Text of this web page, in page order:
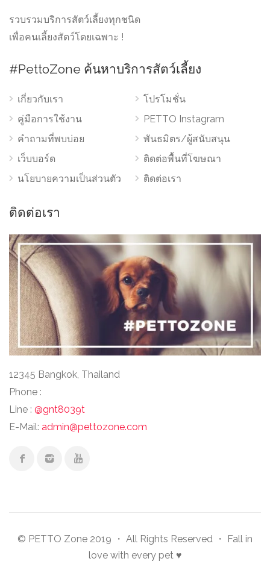
รวบรวมบริการสัตว์เลี้ยงทุกชนิด
เพื่อคนเลี้ยงสัตว์โดยเฉพาะ !
#PettoZone ค้นหาบริการสัตว์เลี้ยง
เกี่ยวกับเรา
คู่มือการใช้งาน
คำถามที่พบบ่อย
เว็บบอร์ด
นโยบายความเป็นส่วนตัว
โปรโมชั่น
PETTO Instagram
พันธมิตร/ผู้สนับสนุน
ติดต่อพื้นที่โฆษณา
ติดต่อเรา
ติดต่อเรา
12345 Bangkok, Thailand
Phone :
Line : @gnt8039t
E-Mail: admin@pettozone.com
© PETTO Zone 2019 ・ All Rights Reserved ・ Fall in
love with every pet ♥